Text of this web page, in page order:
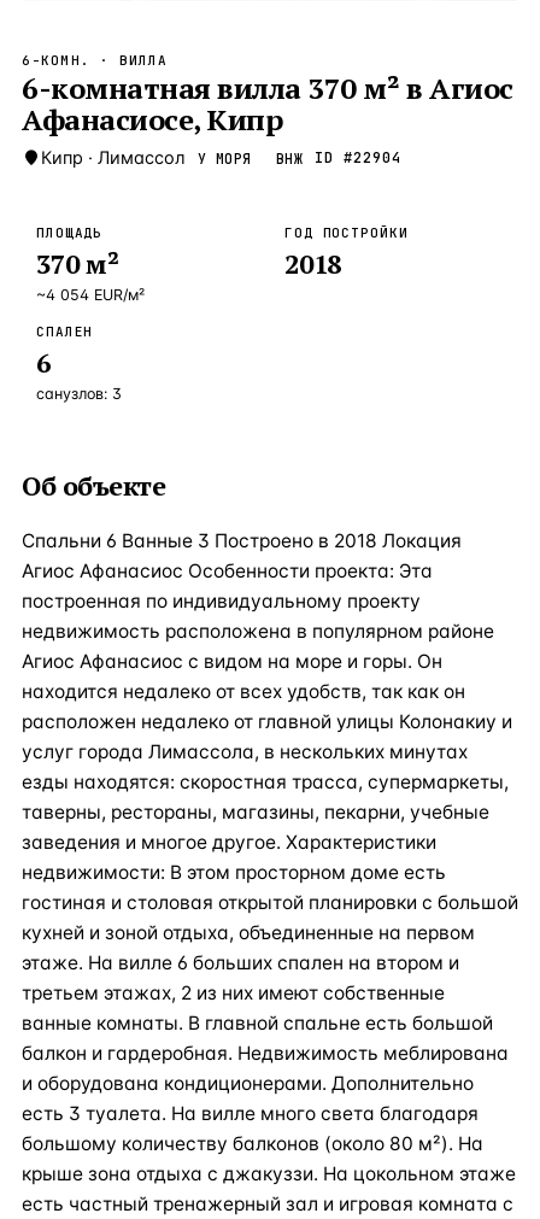
Новороссийск —Локация Россия · 2
Стамбул —Локация
Анталия
ЧАСТО ИЩУТ
Турция Кипр
6-КОМН. · ВИЛЛА
6-комнатная вилла 370 м² в Агиос
Афанасиосе, Кипр
Кипр · Лимассол У МОРЯ ВНЖ ID #22904
ПЛОЩАДЬ
370м²
~4 054 EUR/м²
ГОД ПОСТРОЙКИ
2018
СПАЛЕН
6
санузлов: 3
Об объекте
Спальни 6 Ванные 3 Построено в 2018 Локация
Агиос Афанасиос Особенности проекта: Эта
построенная по индивидуальному проекту
недвижимость расположена в популярном районе
Агиос Афанасиос с видом на море и горы. Он
находится недалеко от всех удобств, так как он
расположен недалеко от главной улицы Колонакиу и
услуг города Лимассола, в нескольких минутах
езды находятся: скоростная трасса, супермаркеты,
таверны, рестораны, магазины, пекарни, учебные
заведения и многое другое. Характеристики
недвижимости: В этом просторном доме есть
гостиная и столовая открытой планировки с большой
кухней и зоной отдыха, объединенные на первом
этаже. На вилле 6 больших спален на втором и
третьем этажах, 2 из них имеют собственные
ванные комнаты. В главной спальне есть большой
балкон и гардеробная. Недвижимость меблирована
и оборудована кондиционерами. Дополнительно
есть 3 туалета. На вилле много света благодаря
большому количеству балконов (около 80 м²). На
крыше зона отдыха с джакуззи. На цокольном этаже
есть частный тренажерный зал и игровая комната с